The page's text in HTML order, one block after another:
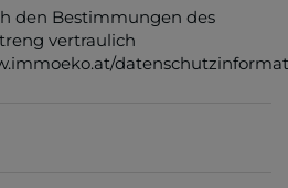
den Bestimmungen des
vertraulich